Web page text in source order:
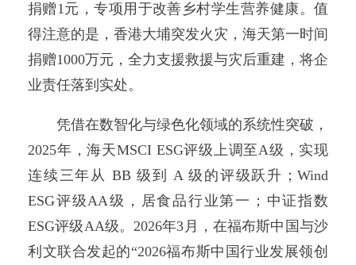
捐赠1元，专项用于改善乡村学生营养健康。值
得注意的是，香港大埔突发火灾，海天第一时间
捐赠1000万元，全力支援救援与灾后重建，将企
业责任落到实处。
凭借在数智化与绿色化领域的系统性突破，
2025年，海天MSCI ESG评级上调至A级，实现
连续三年从 BB 级到 A 级的评级跃升；Wind
ESG评级AA级，居食品行业第一；中证指数
ESG评级AA级。2026年3月，在福布斯中国与沙
利文联合发起的“2026福布斯中国行业发展领创